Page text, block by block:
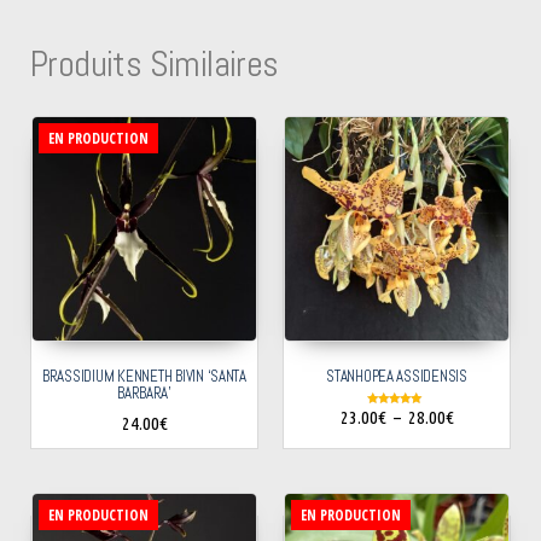
Produits Similaires
EN PRODUCTION
BRASSIDIUM KENNETH BIVIN ‘SANTA
BARBARA’
24.00€
STANHOPEA ASSIDENSIS
Note
23.00€ – 28.00€
EN PRODUCTION EN PRODUCTION